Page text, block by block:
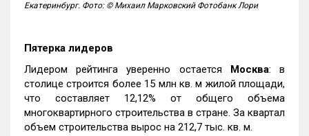
Екатеринбург. Фото: © Михаил Марковский Фотобанк Лори
Пятерка лидеров
Лидером рейтинга уверенно остается
Москва: в
столице строится более 15 млн кв. м жилой площади,
что составляет 12,12% от общего объема
многоквартирного строительства в стране. За квартал
объем строительства вырос на 212,7 тыс. кв. м.